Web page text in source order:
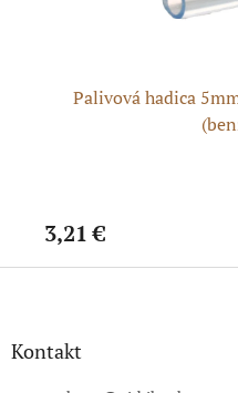
Palivová hadica
3,21 €
Z
Kontakt